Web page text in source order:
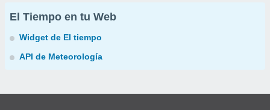
El Tiempo en tu Web
Widget de El tiempo
API de Meteorología